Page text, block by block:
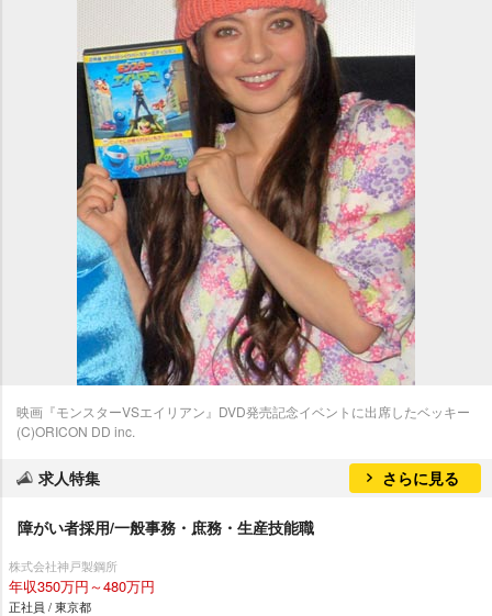
映画『モンスターVSエイリアン』DVD発売記念イベントに出席したベッキー
(C)ORICON DD inc.
求人特集 さらに見る
障がい者採用/一般事務・庶務・生産技能職
株式会社神戸製鋼所
年収350万円～480万円
正社員 / 東京都